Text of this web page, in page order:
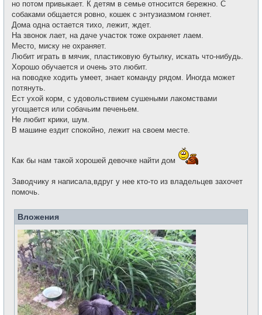
но потом привыкает. К детям в семье относится бережно. С
собаками общается ровно, кошек с энтузиазмом гоняет.
Дома одна остается тихо, лежит, ждет.
На звонок лает, на даче участок тоже охраняет лаем.
Место, миску не охраняет.
Любит играть в мячик, пластиковую бутылку, искать что-нибудь.
Хорошо обучается и очень это любит.
на поводке ходить умеет, знает команду рядом. Иногда может
потянуть.
Ест ухой корм, с удовольствием сушеными лакомствами
угощается или собачьим печеньем.
Не любит крики, шум.
В машине ездит спокойно, лежит на своем месте.
Как бы нам такой хорошей девочке найти дом
Заводчику я написала,вдруг у нее кто-то из владельцев захочет
помочь.
Вложения